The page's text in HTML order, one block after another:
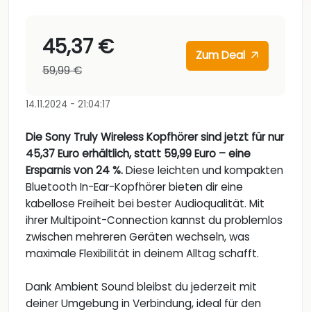
45,37 €
59,99 €
Zum Deal
14.11.2024 - 21:04:17
Die Sony Truly Wireless Kopfhörer sind jetzt für nur
45,37 Euro erhältlich, statt 59,99 Euro – eine
Ersparnis von 24 %.Diese leichten und kompakten
Bluetooth In-Ear-Kopfhörer bieten dir eine
kabellose Freiheit bei bester Audioqualität. Mit
ihrer Multipoint-Connection kannst du problemlos
zwischen mehreren Geräten wechseln, was
maximale Flexibilität in deinem Alltag schafft.
Dank Ambient Sound bleibst du jederzeit mit
deiner Umgebung in Verbindung, ideal für den